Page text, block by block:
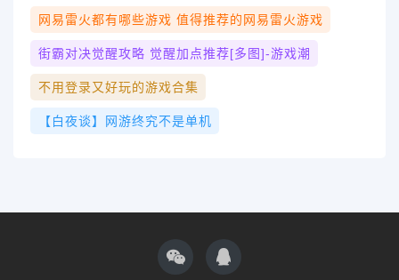
网易雷火都有哪些游戏 值得推荐的网易雷火游戏
街霸对决觉醒攻略 觉醒加点推荐[多图]-游戏潮
不用登录又好玩的游戏合集
【白夜谈】网游终究不是单机